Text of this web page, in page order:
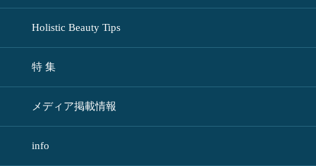
Holistic Beauty Tips
特 集
メディア掲載情報
info